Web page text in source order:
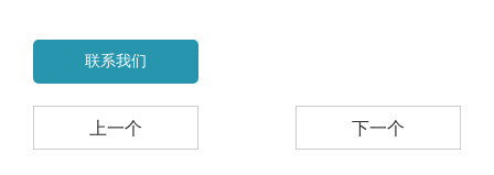
联系我们
上一个 下一个